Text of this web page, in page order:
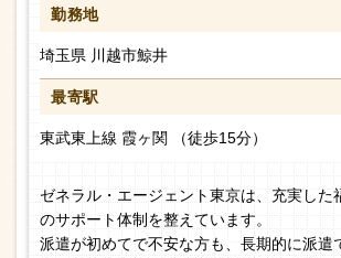
勤務地
埼玉県 川越市鯨井
最寄駅
東武東上線 霞ヶ関 （徒歩15分）
ゼネラル・エージェント東京は、充実した
のサポート体制を整えています。
派遣が初めてで不安な方も、長期的に派遣